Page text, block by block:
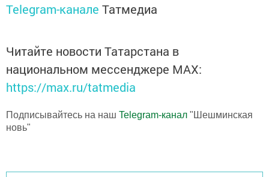
Telegram-канале Татмедиа
Читайте новости Татарстана в
национальном мессенджере MАХ:
https://max.ru/tatmedia
Подписывайтесь на наш Telegram-канал "Шешминская
новь"